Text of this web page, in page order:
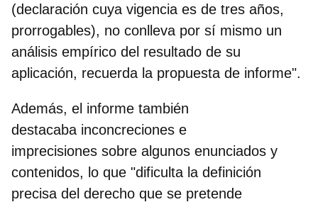
(declaración cuya vigencia es de tres años,
prorrogables), no conlleva por sí mismo un
análisis empírico del resultado de su
aplicación, recuerda la propuesta de informe".
Además, el informe también
destacaba inconcreciones e
imprecisiones sobre algunos enunciados y
contenidos, lo que "dificulta la definición
precisa del derecho que se pretende